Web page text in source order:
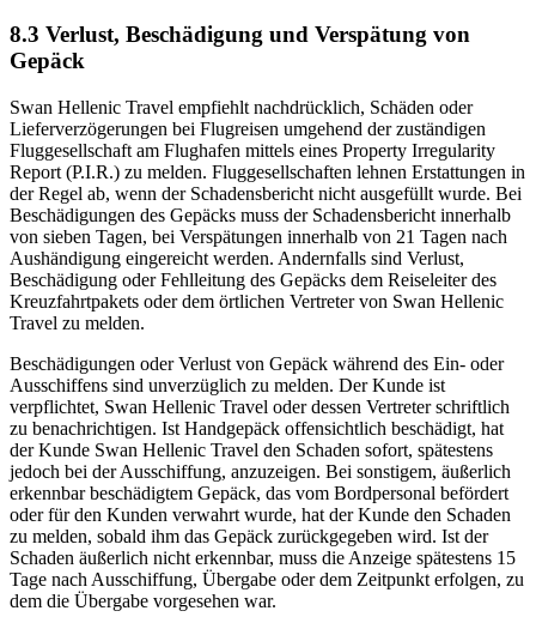
8.3 Verlust, Beschädigung und Verspätung von
Gepäck
Swan Hellenic Travel empfiehlt nachdrücklich, Schäden oder
Lieferverzögerungen bei Flugreisen umgehend der zuständigen
Fluggesellschaft am Flughafen mittels eines Property Irregularity
Report (P.I.R.) zu melden. Fluggesellschaften lehnen Erstattungen in
der Regel ab, wenn der Schadensbericht nicht ausgefüllt wurde. Bei
Beschädigungen des Gepäcks muss der Schadensbericht innerhalb
von sieben Tagen, bei Verspätungen innerhalb von 21 Tagen nach
Aushändigung eingereicht werden. Andernfalls sind Verlust,
Beschädigung oder Fehlleitung des Gepäcks dem Reiseleiter des
Kreuzfahrtpakets oder dem örtlichen Vertreter von Swan Hellenic
Travel zu melden.
Beschädigungen oder Verlust von Gepäck während des Ein- oder
Ausschiffens sind unverzüglich zu melden. Der Kunde ist
verpflichtet, Swan Hellenic Travel oder dessen Vertreter schriftlich
zu benachrichtigen. Ist Handgepäck offensichtlich beschädigt, hat
der Kunde Swan Hellenic Travel den Schaden sofort, spätestens
jedoch bei der Ausschiffung, anzuzeigen. Bei sonstigem, äußerlich
erkennbar beschädigtem Gepäck, das vom Bordpersonal befördert
oder für den Kunden verwahrt wurde, hat der Kunde den Schaden
zu melden, sobald ihm das Gepäck zurückgegeben wird. Ist der
Schaden äußerlich nicht erkennbar, muss die Anzeige spätestens 15
Tage nach Ausschiffung, Übergabe oder dem Zeitpunkt erfolgen, zu
dem die Übergabe vorgesehen war.